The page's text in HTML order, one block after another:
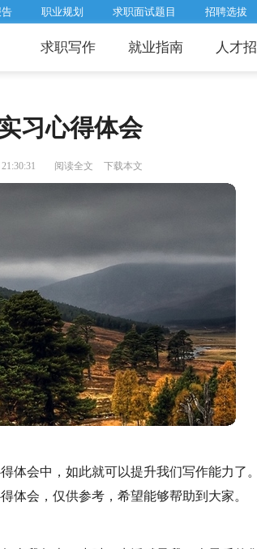
职业规划 求职面试题目 招聘选拔
求职写作 就业指南 人才
习心得体会
阅读全文 下载本文
体会中，如此就可以提升我们写作能力了
体会，仅供参考，希望能够帮助到大家。